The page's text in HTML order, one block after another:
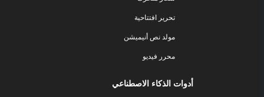
تحرير افتتاحية
مولد نص أنيميشن
محرر فيديو
أدوات الذكاء الاصطناعي